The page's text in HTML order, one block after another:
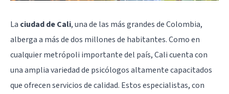
La ciudad de Cali, una de las más grandes de Colombia,
alberga a más de dos millones de habitantes. Como en
cualquier metrópoli importante del país, Cali cuenta con
una amplia variedad de psicólogos altamente capacitados
que ofrecen servicios de calidad. Estos especialistas, con